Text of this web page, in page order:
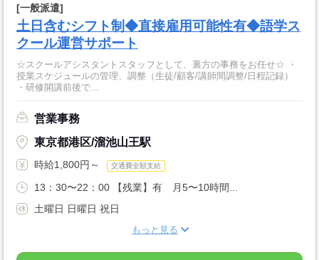
[一般派遣]
土日含むシフト制◆直接雇用可能性有◆語学ス
クール運営サポート
☆スクールアシスタントスタッフとして、裏方の事務をお任せ☆ ・
授業スケジュールの管理、調整（生徒/顧客/講師間調整/日程記録）
・研修開講前後で...
営業事務
東京都港区/溜池山王駅
時給1,800円～ 交通費全額支給
13：30〜22：00 【残業】有 月5〜10時間...
土曜日 日曜日 祝日
もっと見る